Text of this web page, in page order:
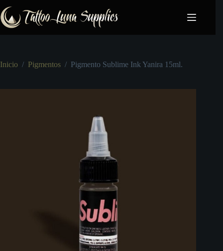
al
contenido
Inicio / Pigmentos / Pigmento Sublime Ink Yanira 15ml.